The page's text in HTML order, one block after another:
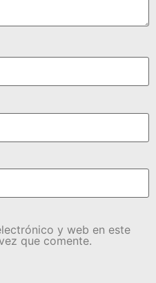
y web en este
que comente.